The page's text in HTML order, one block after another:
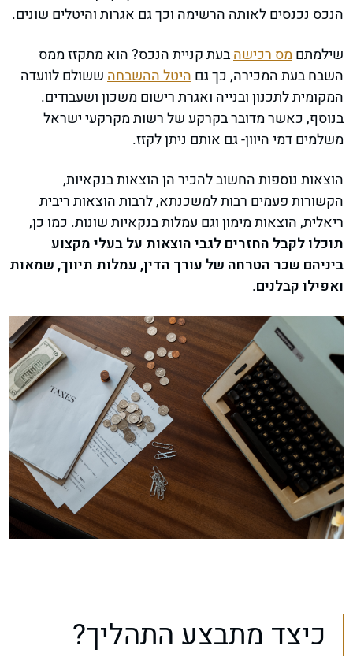
הנכס נכנסים לאותה הרשימה וכך גם אגרות והיטלים שונים.
שילמתםמס רכישהבעת קניית הנכס? הוא מתקזז ממס
השבח בעת המכירה, כך גםהיטל ההשבחהששולם לוועדה
המקומית לתכנון ובנייה ואגרת רישום משכון ושעבודים.
בנוסף, כאשר מדובר בקרקע של רשות מקרקעי ישראל
משלמים דמי היוון- גם אותם ניתן לקזז.
הוצאות נוספות החשוב להכיר הן הוצאות בנקאיות,
הקשורות פעמים רבות למשכנתא, לרבות הוצאות ריבית
ריאלית, הוצאות מימון וגם עמלות בנקאיות שונות. כמו כן,
תוכלו לקבל החזרים לגבי הוצאות על בעלי מקצוע
ביניהם שכר הטרחה של עורך הדין, עמלות תיווך, שמאות
ואפילו קבלנים.
כיצד מתבצע התהליך?